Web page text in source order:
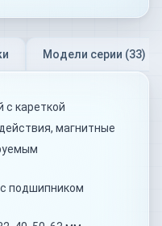
Модели серии (33)
с кареткой
магнитные
подшипником